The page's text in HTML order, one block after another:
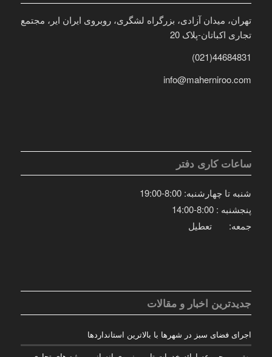
تهران، میدان آزادی، بزرگراه لشگری، روبروی ایران ایر، مجتمع
تجاری اکباتان-پلاک 20
44684831(021)
info@maherniroo.com
ساعات کاری دفتر
شنبه تا چهارشنبه: 8:00-19:00
پنجشنبه : 8:00-14:00
جمعه: تعطیل
جدیدترین اخبار و مقالات
اجرای فضای سبز در شهرها با بالاترین استانداردها